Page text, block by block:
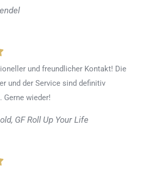
und freundlicher Kontakt! Die
und der Service sind definitiv
Gerne wieder!
GF Roll Up Your Life